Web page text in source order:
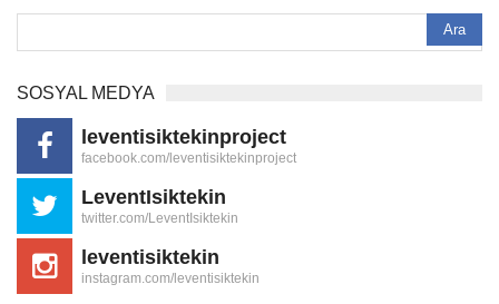
SOSYAL MEDYA
leventisiktekinproject
facebook.com/leventisiktekinproject
LeventIsiktekin
twitter.com/LeventIsiktekin
leventisiktekin
instagram.com/leventisiktekin